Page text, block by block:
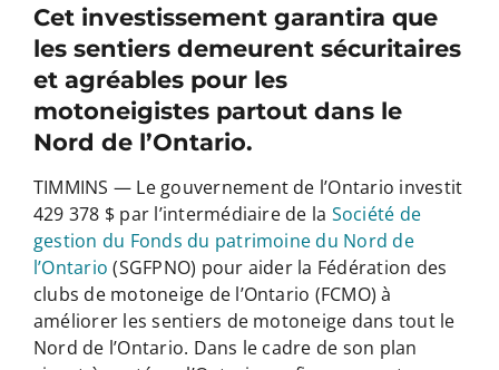
Cet investissement garantira que
les sentiers demeurent sécuritaires
et agréables pour les
motoneigistes partout dans le
Nord de l’Ontario.
TIMMINS — Le gouvernement de l’Ontario investit
429 378 $ par l’intermédiaire de la Société de
gestion du Fonds du patrimoine du Nord de
l’Ontario (SGFPNO) pour aider la Fédération des
clubs de motoneige de l’Ontario (FCMO) à
améliorer les sentiers de motoneige dans tout le
Nord de l’Ontario. Dans le cadre de son plan